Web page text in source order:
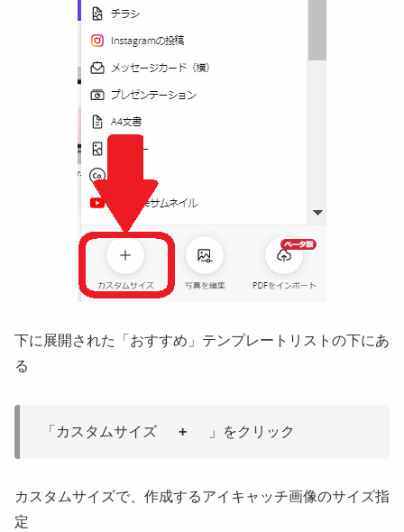
下に展開された「おすすめ」テンプレートリストの下にあ
る
「カスタムサイズ + 」をクリック
カスタムサイズで、作成するアイキャッチ画像のサイズ指
定